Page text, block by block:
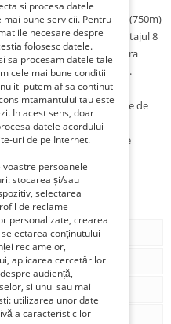
Noi, respectiv la 10min (750m)
este situata la etajul 8
4 etaje din zona. Deasupra
este situata la ultimul etaj.
Tineretului la 4 minute de
fiind situata la 400m de
Dimitrie Cantemir.
si procesa datele
bune servicii. Pentru
necesare despre
folosesc datele.
sa procesam datele tale
cele mai bune conditii
iti putem afisa continut
tau este
In acest sens, doar
datele acordului
uri de pe Internet.
persoanele
stocarea și/sau
selectarea
de reclame
personalizate, crearea
conținutului
reclamelor,
aplicarea cercetărilor
audiență,
si unul sau mai
utilizarea unor date
a caracteristicilor